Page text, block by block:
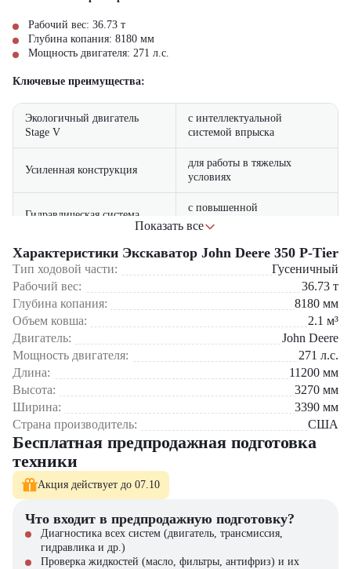
Рабочий вес: 36.73 т
Глубина копания: 8180 мм
Мощность двигателя: 271 л.с.
Ключевые преимущества:
Экологичный двигатель
Stage V
с интеллектуальной
системой впрыска
Усиленная конструкция
для работы в тяжелых
условиях
Гидравлическая система
с повышенной
производительности
Эргономичная кабина
с панорамным обзором и
климат-контролем
Система автоматического
выравнивания
Сферы применения:
Промышленное строительство (котлованы, фундаменты)
Дорожные работы (планировка, создание насыпей)
Горнодобывающая промышленность
Коммунальное хозяйство
5 причин выбрать John Deere 350 P-Tier:
Оптимальное сочетание мощности и экономичности
Превосходная устойчивость на сложных участках
Комфортные условия для оператора
Долгий срок службы при интенсивной эксплуатации
Приобрести экскаватор John Deere 350 P-Tier
преимущества:
Поставка новых машин с полным пакетом документов
Официальная гарантия производителя
Показать все
Характеристики Экскаватор John Deere 350 P-Tier
Тип ходовой части:
Гусеничный
Рабочий вес:
36.73 т
Глубина копания:
8180 мм
Объем ковша:
2.1 м³
Двигатель:
John Deere
Мощность двигателя:
271 л.с.
Длина:
11200 мм
Высота:
3270 мм
Ширина:
3390 мм
Страна производитель:
США
Бесплатная предпродажная подготовка
техники
Акция действует до 07.10
Что входит в предпродажную подготовку?
Диагностика всех систем (двигатель, трансмиссия,
гидравлика и др.)
Проверка жидкостей (масло, фильтры, антифриз) и их